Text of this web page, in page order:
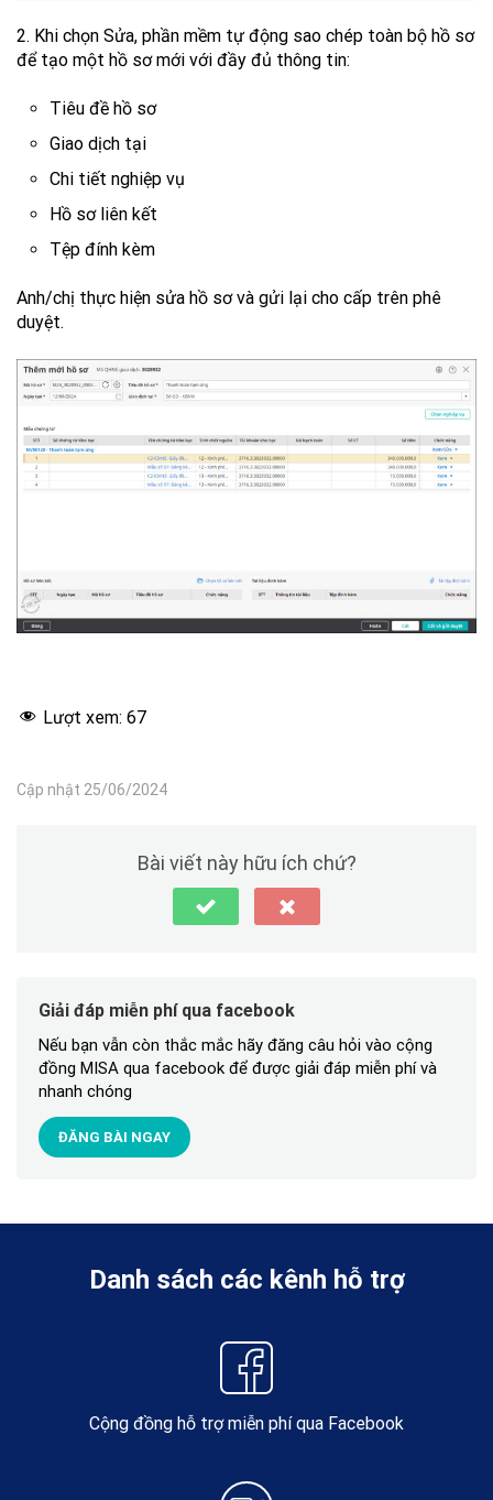
2. Khi chọn Sửa, phần mềm tự động sao chép toàn bộ hồ sơ
để tạo một hồ sơ mới với đầy đủ thông tin:
Tiêu đề hồ sơ
Giao dịch tại
Chi tiết nghiệp vụ
Hồ sơ liên kết
Tệp đính kèm
Anh/chị thực hiện sửa hồ sơ và gửi lại cho cấp trên phê
duyệt.
Lượt xem: 67
Cập nhật 25/06/2024
Bài viết này hữu ích chứ?
Giải đáp miễn phí qua facebook
Nếu bạn vẫn còn thắc mắc hãy đăng câu hỏi vào cộng
đồng MISA qua facebook để được giải đáp miễn phí và
nhanh chóng
ĐĂNG BÀI NGAY
Danh sách các kênh hỗ trợ
Cộng đồng hỗ trợ miễn phí qua Facebook